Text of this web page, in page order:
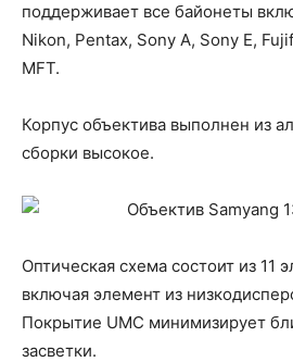
поддерживает все байонеты
Nikon, Pentax, Sony A, Sony E,
MFT.
Корпус объектива выполнен из
сборки высокое.
Оптическая схема состоит из 11
включая элемент из
Покрытие UMC минимизирует
засветки.